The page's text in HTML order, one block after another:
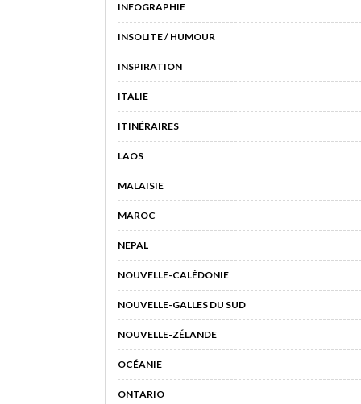
INFOGRAPHIE
INSOLITE / HUMOUR
INSPIRATION
ITALIE
ITINÉRAIRES
LAOS
MALAISIE
MAROC
NEPAL
NOUVELLE-CALÉDONIE
NOUVELLE-GALLES DU SUD
NOUVELLE-ZÉLANDE
OCÉANIE
ONTARIO